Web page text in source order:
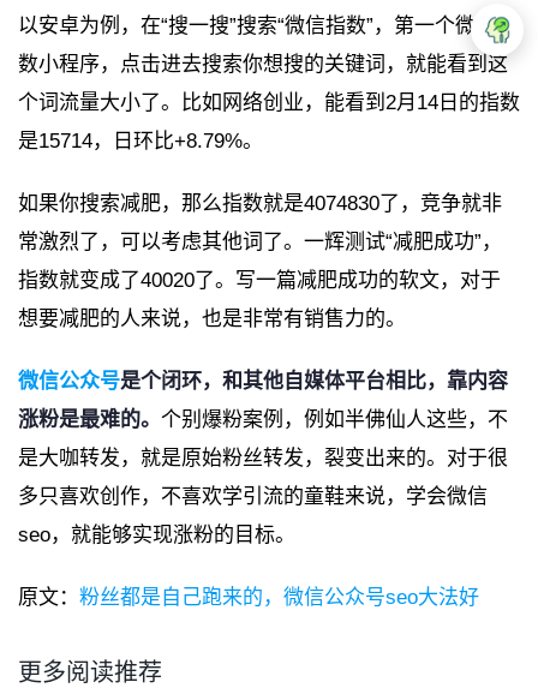
以安卓为例，在“搜一搜”搜索“微信指数”，第一个微信指
数小程序，点击进去搜索你想搜的关键词，就能看到这
个词流量大小了。比如网络创业，能看到2月14日的指数
是15714，日环比+8.79%。
如果你搜索减肥，那么指数就是4074830了，竞争就非
常激烈了，可以考虑其他词了。一辉测试“减肥成功”，
指数就变成了40020了。写一篇减肥成功的软文，对于
想要减肥的人来说，也是非常有销售力的。
微信公众号是个闭环，和其他自媒体平台相比，靠内容
涨粉是最难的。 个别爆粉案例，例如半佛仙人这些，不
是大咖转发，就是原始粉丝转发，裂变出来的。对于很
多只喜欢创作，不喜欢学引流的童鞋来说，学会微信
seo，就能够实现涨粉的目标。
原文： 粉丝都是自己跑来的，微信公众号seo大法好
更多阅读推荐